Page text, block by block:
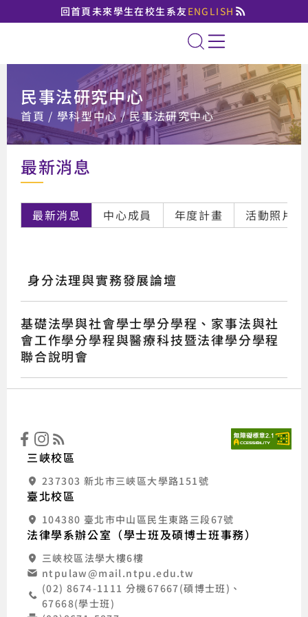
回首頁未來學生在校生系友 ENGLISH
國立臺北大學法律學系
全站搜索
民事法研究中心
:::
首頁 學科型中心 民事法研究中心
最新消息
最新消息 中心成員 年度計畫 活動照片
身分法理與實務發展論壇
基礎法學與社會學士學分學程、家事法與社
會工作學分學程與醫療科技暨法律學分學程
聯合說明會
三峽校區
237303 新北市三峽區大學路151號
臺北校區
104380 臺北市中山區民生東路三段67號
法律學系辦公室（學士班及碩博士班事務）
三峽校區法學大樓6樓
ntpulaw@mail.ntpu.edu.tw
(02) 8674-1111 分機67667(碩博士班)、
67668(學士班)